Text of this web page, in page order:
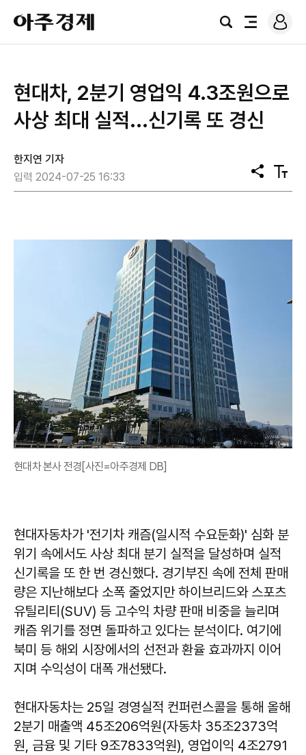
아
주
경
검
전
로
그
현대차, 2분기 영업익 4.3조원으로
사상 최대 실적...신기록 또 경신
한지연 기자
입력 2024-07-25 16:33
공
유
텍
스
현대차 본사 전경[사진=아주경제 DB]
현대자동차가 '전기차 캐즘(일시적 수요둔화)' 심화 분
위기 속에서도 사상 최대 분기 실적을 달성하며 실적
신기록을 또 한 번 경신했다. 경기부진 속에 전체 판매
량은 지난해보다 소폭 줄었지만 하이브리드와 스포츠
유틸리티(SUV) 등 고수익 차량 판매 비중을 늘리며
캐즘 위기를 정면 돌파하고 있다는 분석이다. 여기에
북미 등 해외 시장에서의 선전과 환율 효과까지 이어
지며 수익성이 대폭 개선됐다.
현대자동차는 25일 경영실적 컨퍼런스콜을 통해 올해
2분기 매출액 45조206억원(자동차 35조2373억
원, 금융 및 기타 9조7833억원), 영업이익 4조2791